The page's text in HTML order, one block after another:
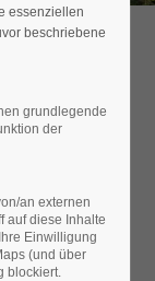
, indem Sie
essenziellen
beschriebene
grundlegende
der
an externen
auf diese Inhalte
Einwilligung
(und über
blockiert.